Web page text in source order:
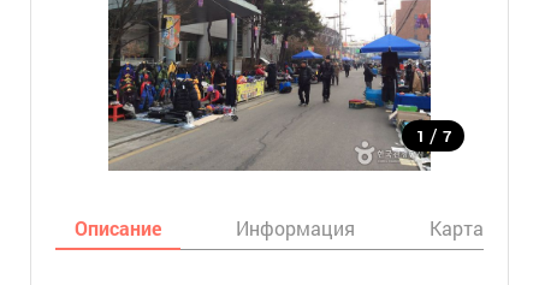
1 / 7
Описание Информация Карта